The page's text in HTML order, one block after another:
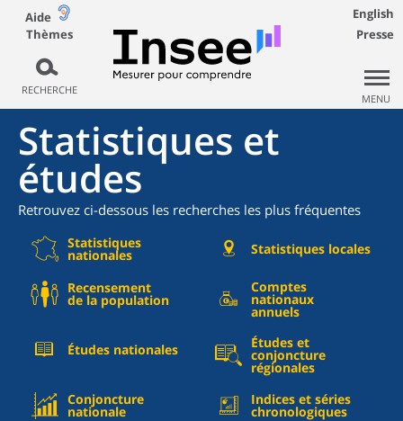
Aide
Thèmes
RECHERCHE
English
Presse
MENU
Statistiques et
études
Retrouvez ci-dessous les recherches les plus fréquentes
Statistiques
nationales Statistiques locales
Recensement
de la population
Comptes
nationaux
annuels
Études nationales Études et
conjoncture
régionales
Conjoncture
nationale
Indices et séries
chronologiques